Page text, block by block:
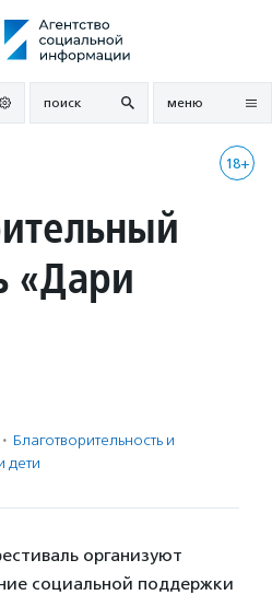
поиск меню
18+
«Дари
· Благотвори­тель­ность и
дети
организуют
социальной поддержки